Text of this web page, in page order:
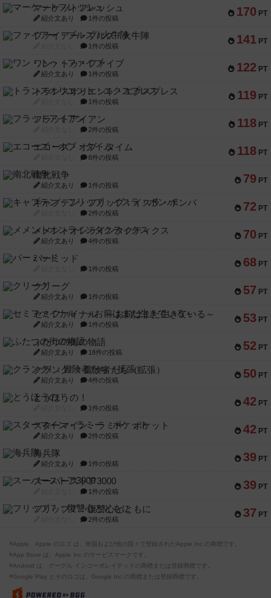
170 PT
マーケットフレッシュ
紹介文あり 1件の投稿
141 PT
ファイアー・ブルズ / 火牛陣
1件の投稿
122 PT
ワン・トゥ・ファイブ
紹介文あり 1件の投稿
119 PT
トランスオリエント・エクスプレス
1件の投稿
118 PT
フラットアイアン
2件の投稿
118 PT
エコーズ・オブ・タイム
8件の投稿
79 PT
南北戦争
紹介文あり 1件の投稿
72 PT
キャプテン・フリップ：イスラ・ボンバ
2件の投稿
70 PT
メメントオンラインタクティクス
紹介文あり 4件の投稿
68 PT
パーミッド
1件の投稿
57 PT
クリーグ
紹介文あり 1件の投稿
53 PT
セミファイナル ～お前はまだ生きている～
紹介文あり 1件の投稿
52 PT
ふたつの街の物語
紹介文あり 18件の投稿
50 PT
クランク! ：冒険者たち（拡張）
紹介文あり 4件の投稿
42 PT
とうほうの！
1件の投稿
42 PT
スターマイン・ラミー ポケット
紹介文あり 2件の投稿
39 PT
海兵隊
紹介文あり 1件の投稿
39 PT
スーパーストア3000
1件の投稿
37 PT
フリップ７：復讐心とともに
2件の投稿
※Apple、Apple のロゴ は、米国および他の国々で登録されたApple Inc.の商標です。
※App Store は、Apple Inc.のサービスマークです。
※Android は、グーグル インコーポレイテッドの商標または登録商標です。
※Google Play とそのロゴは、Google Inc.の商標または登録商標です。